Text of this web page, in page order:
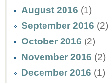
August 2016 (1)
September 2016 (2)
October 2016 (2)
November 2016 (2)
December 2016 (1)